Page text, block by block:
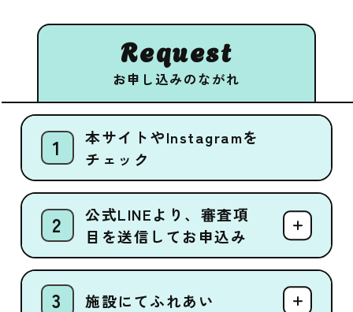
Request
お申し込みのながれ
本サイトやInstagramを
チェック
公式LINEより、審査項
目を送信してお申込み
施設にてふれあい